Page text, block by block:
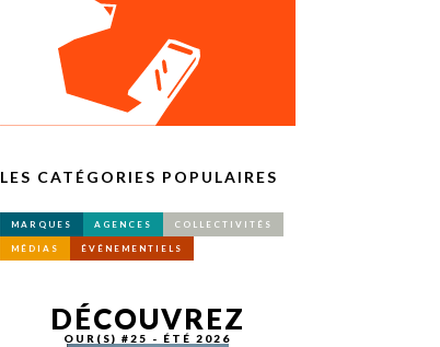
LES CATÉGORIES POPULAIRES
MARQUES AGENCES COLLECTIVITÉS
MÉDIAS ÉVÉNEMENTIELS
DÉCOUVREZ
OUR(S) #25 - ÉTÉ 2026